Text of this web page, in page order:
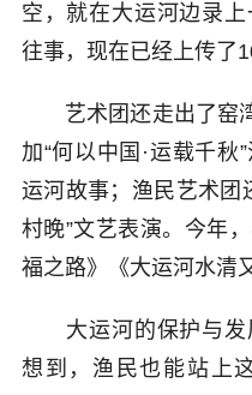
空，就在大运河边录
往事，现在已经上传了
艺术团还走出了窑湾
加“何以中国·运载千秋
运河故事；渔民艺术团
村晚”文艺表演。今年
福之路》《大运河水清
大运河的保护与发
想到，渔民也能站上